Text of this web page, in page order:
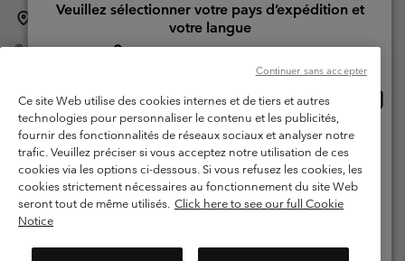
Suisse (français) | English ›| Deutsch › | italiano ›
©2026Columbia Sportswear Company. Avenue des Morgines, 12 1213
Garanties Légales
Politique de confidentialité
Conditions d'utilisation - Membres
Conditions D'utilisation - Contenu généré par l'utilisateur
Impressum
Cookies
Ce site Web utilise des cookies internes et de tiers et autres
technologies pour personnaliser le contenu et les publicités,
fournir des fonctionnalités de réseaux sociaux et analyser notre
trafic. Veuillez préciser si vous acceptez notre utilisation de ces
cookies via les options ci-dessous. Si vous refusez les cookies, les
cookies strictement nécessaires au fonctionnement du site Web
seront tout de même utilisés. Click here to see our full Cookie
Notice
Continuer sans accepter
Veuillez sélectionner votre pays d’expédition et
votre langue
United States
Switzerland-English
Switzerland-Deutsch